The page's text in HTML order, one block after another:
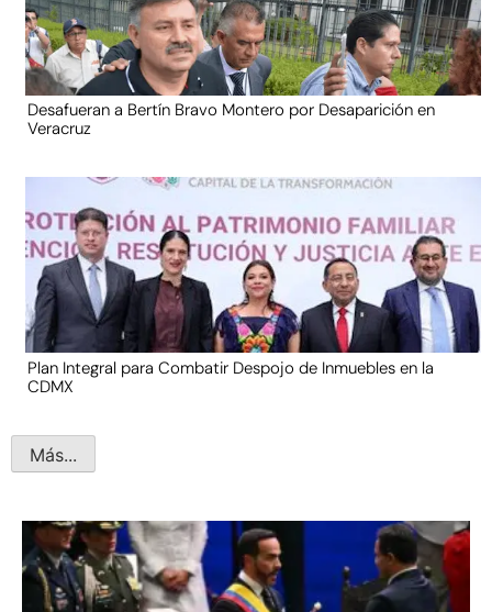
Desafueran a Bertín Bravo Montero por Desaparición en
Veracruz
Plan Integral para Combatir Despojo de Inmuebles en la
CDMX
Más...